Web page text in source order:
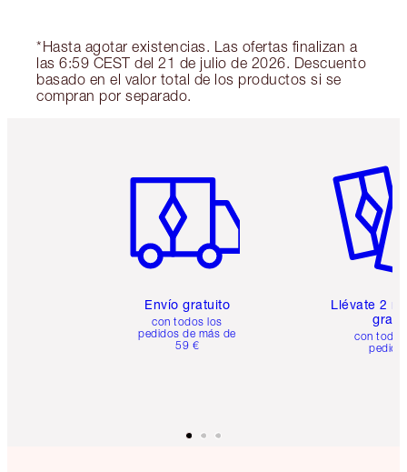
*Hasta agotar existencias. Las ofertas finalizan a
las 6:59 CEST del 21 de julio de 2026. Descuento
basado en el valor total de los productos si se
compran por separado.
Envío gratuito
con todos los
pedidos de más de
59 €
Llévate 2
gratis
con